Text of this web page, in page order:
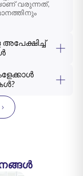
വരുന്നത്,